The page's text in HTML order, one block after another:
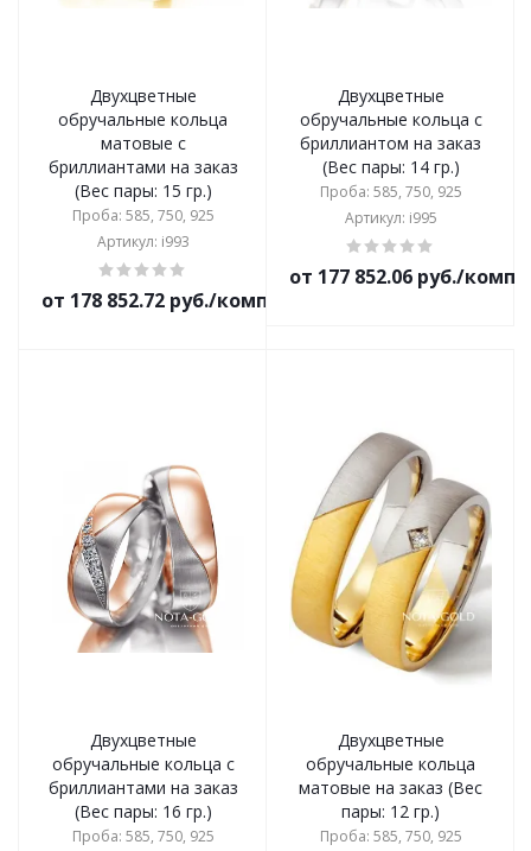
Двухцветные
обручальные кольца
матовые с
бриллиантами на заказ
(Вес пары: 15 гр.)
Проба: 585, 750, 925
Артикул: i993
от 178 852.72 руб./комплект
Двухцветные
обручальные кольца с
бриллиантом на заказ
(Вес пары: 14 гр.)
Проба: 585, 750, 925
Артикул: i995
от 177 852.06 руб./
Двухцветные
обручальные кольца с
бриллиантами на заказ
(Вес пары: 16 гр.)
Проба: 585, 750, 925
Двухцветные
обручальные кольца
матовые на заказ (Вес
пары: 12 гр.)
Проба: 585, 750, 925